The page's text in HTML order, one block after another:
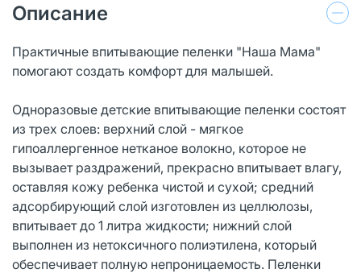
Описание
Практичные впитывающие пеленки "Наша Мама"
помогают создать комфорт для малышей.
Одноразовые детские впитывающие пеленки состоят
из трех слоев: верхний слой - мягкое
гипоаллергенное нетканое волокно, которое не
вызывает раздражений, прекрасно впитывает влагу,
оставляя кожу ребенка чистой и сухой; средний
адсорбирующий слой изготовлен из целлюлозы,
впитывает до 1 литра жидкости; нижний слой
выполнен из нетоксичного полиэтилена, который
обеспечивает полную непроницаемость. Пеленки